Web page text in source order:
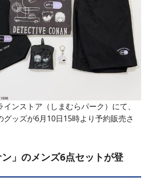
ンストア（しまむらパーク）にて、
グッズが6月10日15時より予約販売さ
」のメンズ6点セットが登